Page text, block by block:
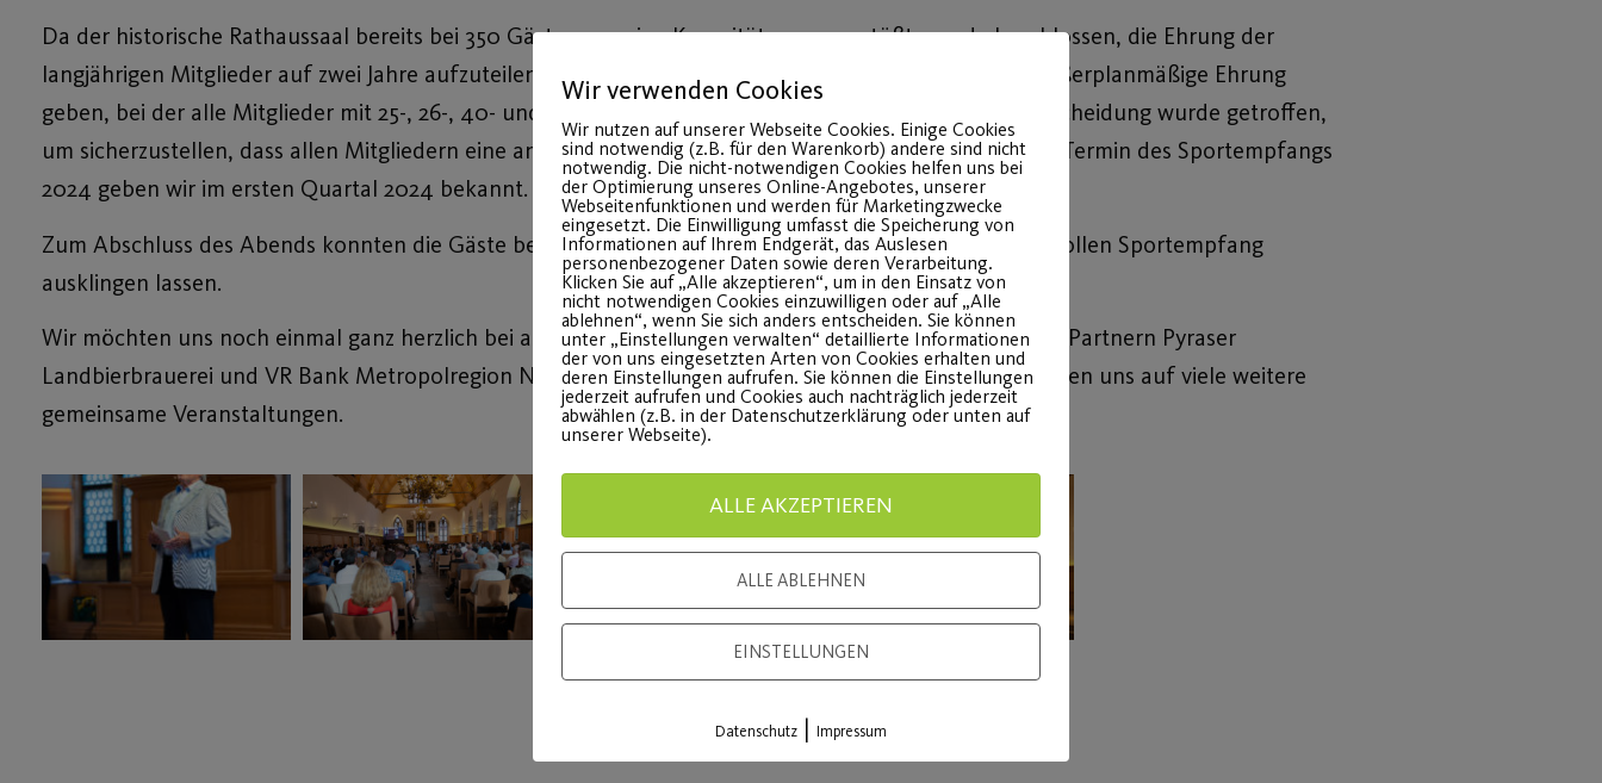
Da der historische Rathaussaal bereits bei 350 Gästen an seine Kapazitätsgrenzen stößt, wurde beschlossen, die Ehrung der
langjährigen Mitglieder auf zwei Jahre aufzuteilen. Daher wird es im nächsten Jahr eine zusätzliche, außerplanmäßige Ehrung
geben, bei der alle Mitglieder mit 25-, 26-, 40- und 41jähriger Mitgliedschaft geehrt werden. Diese Entscheidung wurde getroffen,
um sicherzustellen, dass allen Mitgliedern eine angemessene Anerkennung zuteilwird. Den konkreten Termin des Sportempfangs
2024 geben wir im ersten Quartal 2024 bekannt.
Zum Abschluss des Abends konnten die Gäste bei einem Buffet in der Ehrenhalle des Rathauses den tollen Sportempfang
ausklingen lassen.
Wir möchten uns noch einmal ganz herzlich bei allen Mitgliedern, eingeladenen Gästen sowie unseren Partnern Pyraser
Landbierbrauerei und VR Bank Metropolregion Nürnberg für diesen tollen Abend bedanken – wir freuen uns auf viele weitere
gemeinsame Veranstaltungen.
Wir verwenden Cookies
Wir nutzen auf unserer Webseite Cookies. Einige Cookies
sind notwendig (z.B. für den Warenkorb) andere sind nicht
notwendig. Die nicht-notwendigen Cookies helfen uns bei
der Optimierung unseres Online-Angebotes, unserer
Webseitenfunktionen und werden für Marketingzwecke
eingesetzt. Die Einwilligung umfasst die Speicherung von
Informationen auf Ihrem Endgerät, das Auslesen
personenbezogener Daten sowie deren Verarbeitung.
Klicken Sie auf „Alle akzeptieren“, um in den Einsatz von
nicht notwendigen Cookies einzuwilligen oder auf „Alle
ablehnen“, wenn Sie sich anders entscheiden. Sie können
unter „Einstellungen verwalten“ detaillierte Informationen
der von uns eingesetzten Arten von Cookies erhalten und
deren Einstellungen aufrufen. Sie können die Einstellungen
jederzeit aufrufen und Cookies auch nachträglich jederzeit
abwählen (z.B. in der Datenschutzerklärung oder unten auf
unserer Webseite).
ALLE AKZEPTIEREN
ALLE ABLEHNEN
EINSTELLUNGEN
Datenschutz | Impressum